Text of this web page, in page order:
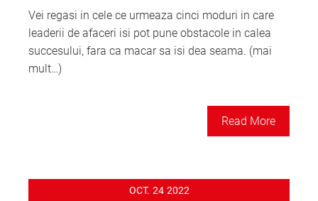
Vei regasi in cele ce urmeaza cinci moduri in care
leaderii de afaceri isi pot pune obstacole in calea
succesului, fara ca macar sa isi dea seama. (mai
mult…)
Read More
OCT. 24 2022